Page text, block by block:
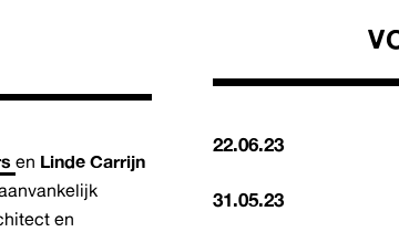
en Linde Carrijn
en
22.06.23
31.05.23